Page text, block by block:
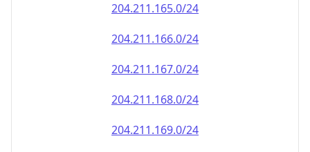
204.211.165.0/24
204.211.166.0/24
204.211.167.0/24
204.211.168.0/24
204.211.169.0/24